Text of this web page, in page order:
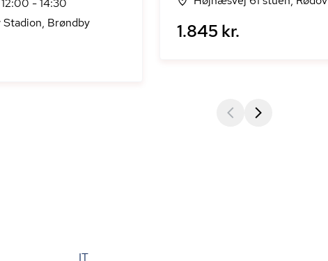
- 14:30
Stadion, Brøndby
1.845 kr.
IT